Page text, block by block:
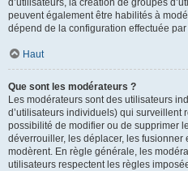
d’utilisateurs, la création de groupes
peuvent également être habilités à
dépend de la configuration effectuée
Haut
Que sont les modérateurs ?
Les modérateurs sont des utilisateurs
d’utilisateurs individuels) qui surveillent
possibilité de modifier ou de supprimer
déverrouiller, les déplacer, les fusionner
modèrent. En règle générale, les
utilisateurs respectent les règles